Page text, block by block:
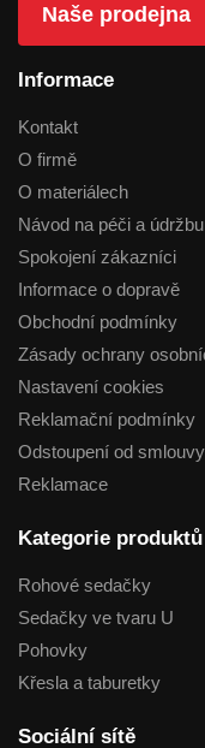
Naše prodejna
Informace
Kontakt
O firmě
O materiálech
Návod na péči a údržbu
Spokojení zákazníci
Informace o dopravě
Obchodní podmínky
Zásady ochrany
Nastavení cookies
Reklamační podmínky
Odstoupení od smlouvy
Reklamace
Kategorie produktů
Rohové sedačky
Sedačky ve tvaru U
Pohovky
Křesla a taburetky
Sociální sítě